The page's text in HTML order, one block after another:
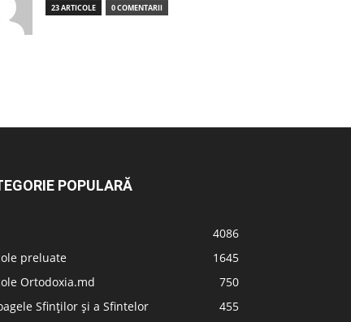
23 ARTICOLE 0 COMENTARII
POPULARĂ
4086
preluate
1645
Ortodoxia.md
750
Sfinților și a Sfintelor
455